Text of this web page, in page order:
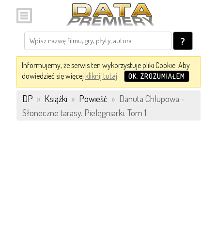
?
Informujemy, że serwis ten wykorzystuje pliki Cookie. Aby
dowiedzieć się więcej kliknij tutaj. OK, ZROZUMIAŁEM
DP » Książki » Powieść » Danuta Chlupowa -
Słoneczne tarasy. Pielęgniarki. Tom 1